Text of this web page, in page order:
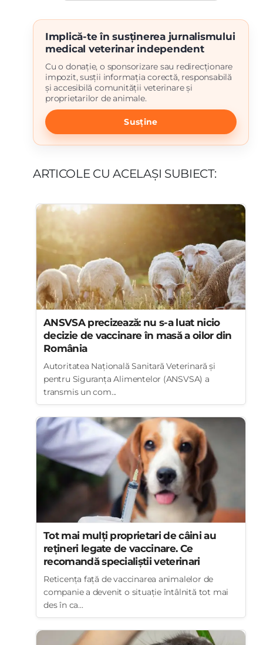
Implică-te în susținerea jurnalismului
medical veterinar independent
Cu o donație, o sponsorizare sau redirecționare
impozit, susții informația corectă, responsabilă
și accesibilă comunității veterinare și
proprietarilor de animale.
Susține
ARTICOLE CU ACELAȘI SUBIECT:
ANSVSA precizează: nu s-a luat nicio
decizie de vaccinare în masă a oilor din
România
Autoritatea Națională Sanitară Veterinară și
pentru Siguranța Alimentelor (ANSVSA) a
transmis un com...
Tot mai mulți proprietari de câini au
rețineri legate de vaccinare. Ce
recomandă specialiștii veterinari
Reticența față de vaccinarea animalelor de
companie a devenit o situație întâlnită tot mai
des în ca...